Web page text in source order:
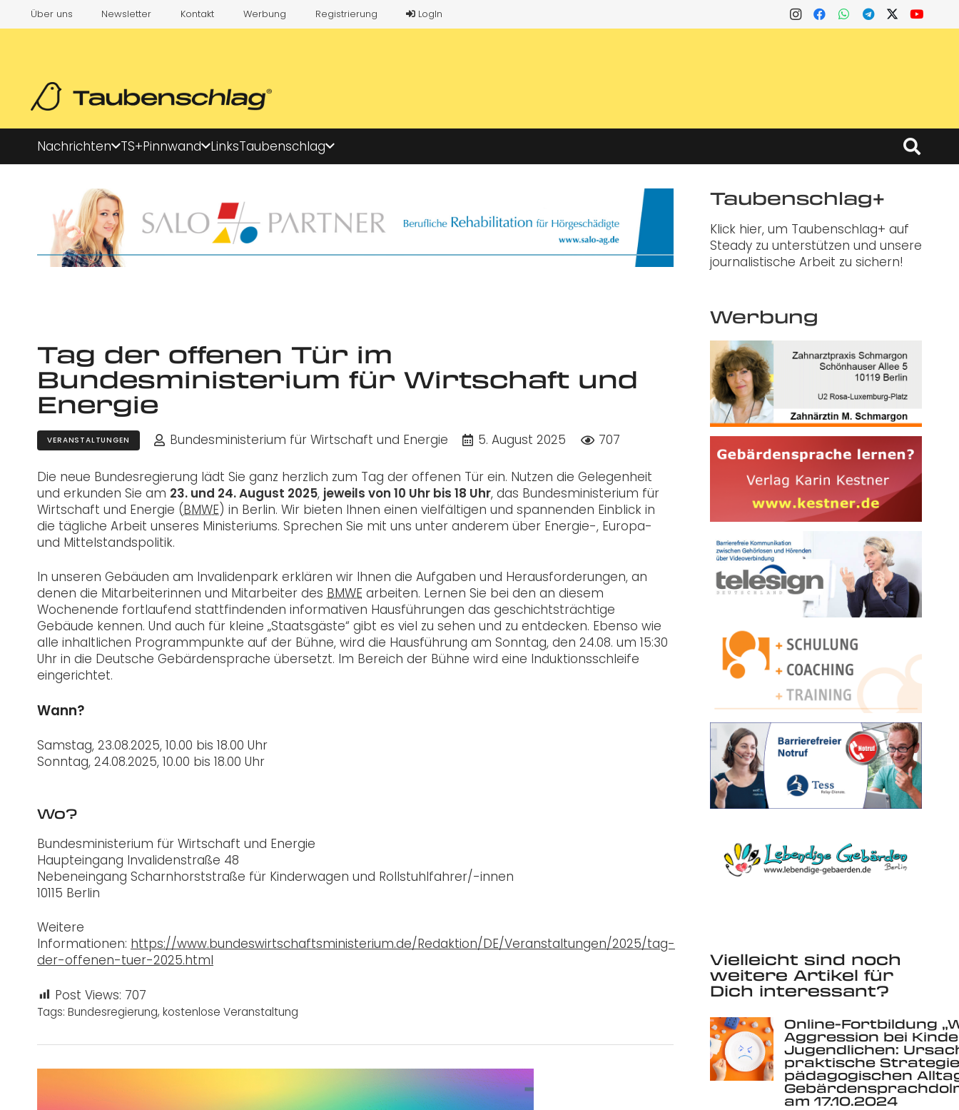
Über uns Newsletter Kontakt Werbung Registrierung LogIn
Nachrichten TS+Pinnwand LinksTaubenschlag
Tag der offenen Tür im
Bundesministerium für Wirtschaft und
Energie
VERANSTALTUNGEN Bundesministerium für Wirtschaft und Energie 5. August 2025 707
Die neue Bundesregierung lädt Sie ganz herzlich zum Tag der offenen Tür ein. Nutzen die Gelegenheit
und erkunden Sie am 23. und 24. August 2025, jeweils von 10 Uhr bis 18 Uhr, das Bundesministerium für
Wirtschaft und Energie (BMWE) in Berlin. Wir bieten Ihnen einen vielfältigen und spannenden Einblick in
die tägliche Arbeit unseres Ministeriums. Sprechen Sie mit uns unter anderem über Energie-, Europa-
und Mittelstandspolitik.
In unseren Gebäuden am Invalidenpark erklären wir Ihnen die Aufgaben und Herausforderungen, an
denen die Mitarbeiterinnen und Mitarbeiter des BMWE arbeiten. Lernen Sie bei den an diesem
Wochenende fortlaufend stattfindenden informativen Hausführungen das geschichtsträchtige
Gebäude kennen. Und auch für kleine „Staatsgäste“ gibt es viel zu sehen und zu entdecken. Ebenso wie
alle inhaltlichen Programmpunkte auf der Bühne, wird die Hausführung am Sonntag, den 24.08. um 15:30
Uhr in die Deutsche Gebärdensprache übersetzt. Im Bereich der Bühne wird eine Induktionsschleife
eingerichtet.
Wann?
Samstag, 23.08.2025, 10.00 bis 18.00 Uhr
Sonntag, 24.08.2025, 10.00 bis 18.00 Uhr
Wo?
Bundesministerium für Wirtschaft und Energie
Haupteingang Invalidenstraße 48
Nebeneingang Scharnhorststraße für Kinderwagen und Rollstuhlfahrer/-innen
10115 Berlin
Weitere
Informationen: https://www.bundeswirtschaftsministerium.de/Redaktion/DE/Veranstaltungen/2025/tag-
der-offenen-tuer-2025.html
Post Views: 707
Tags: Bundesregierung, kostenlose Veranstaltung
Taubenschlag+
Klick hier, um Taubenschlag+ auf
Steady zu unterstützen und unsere
journalistische Arbeit zu sichern!
Werbung
Vielleicht sind noch
weitere Artikel für
Dich interessant?
Online-Fortbildung
Aggression bei
Jugendlichen:
praktische
pädagogischen
am 17.10.2024